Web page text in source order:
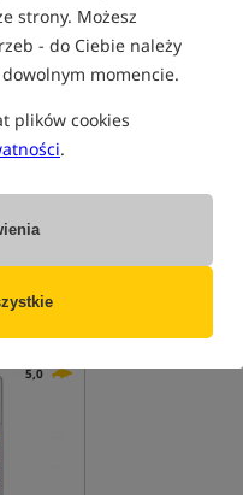
strony. Możesz
- do Ciebie należy
momencie.
plików cookies
.
Mugga Repellent Strong
Spray 50 % DEET 75 ml
Spray przeciw insektom
31,99
otrzymujesz
BRAK TOWARU
5,0